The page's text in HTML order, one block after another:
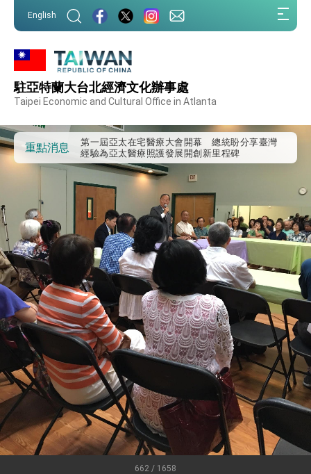
English
駐亞特蘭大台北經濟文化辦事處
Taipei Economic and Cultural Office in Atlanta
重點消息
外交部重要言論
我國政府將在美國亞利桑納州設立「駐鳳凰城辦
事處」，進一步深化台美交流合作
經驗為亞太醫療照護發展開創新里程碑
外交部發布WHA文宣影片「台灣醫療點亮世界」
及「台灣智慧醫療與健康產業展」預告短片，向
世界展現台灣守護全球健康的創新能量
總統出訪史瓦帝尼返國談話 強調臺灣人有權利
走向世界 盼與理念相近國家共同維護國際秩序
堅定走向世界 賴總統抵達史瓦帝尼王國進行國是
訪問
總統與五院院長新春茶敘 盼化分歧為團結、為
國家邁出合作第一步
總統農曆春節談話
台美貿易協議完成簽署達成6大目標、創5大歷史
性突破 總統強調將以3大面向加速臺灣經濟轉型
升級 籲請立院全力支持並盡速通過
臺美簽署「對等貿易協定」確立對等關稅15%且不
疊加 我輸美2072項產品豁免對等關稅
總統接受「法新社」（AFP）專訪內容
外交部長林佳龍於《外交事務》撰文指出：自由
世界 需要台灣，團結合作方能守護繁榮
外交部長林佳龍出席《台灣光華雜誌》50週年慶
「見證蛻變，分享世界的光華」開幕式，期許數
位轉 型迎向下個50年
總統主持「台美經濟繁榮夥伴對話」記者會 說
明臺美合作三大戰略方向 盼與民主夥伴共同引
領 下一個世代的繁榮
外交部長林佳龍接受印尼「時代雜誌」專訪，闡
述印太安全局勢，籲深化台印尼半導體供應鏈合
662 / 1658